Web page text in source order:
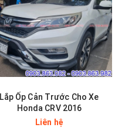
Lắp Ốp Cản Trước Cho Xe
Honda CRV 2016
Liên hệ